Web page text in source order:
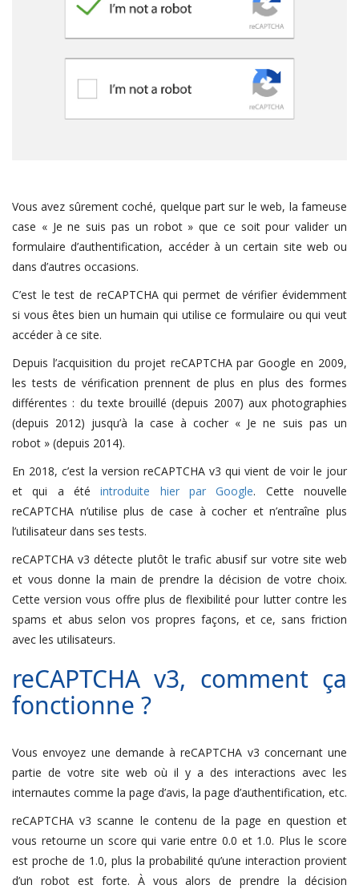
Vous avez sûrement coché, quelque part sur le web, la fameuse
case « Je ne suis pas un robot » que ce soit pour valider un
formulaire d’authentification, accéder à un certain site web ou
dans d’autres occasions.
C’est le test de reCAPTCHA qui permet de vérifier évidemment
si vous êtes bien un humain qui utilise ce formulaire ou qui veut
accéder à ce site.
Depuis l’acquisition du projet reCAPTCHA par Google en 2009,
les tests de vérification prennent de plus en plus des formes
différentes : du texte brouillé (depuis 2007) aux photographies
(depuis 2012) jusqu’à la case à cocher « Je ne suis pas un
robot » (depuis 2014).
En 2018, c’est la version reCAPTCHA v3 qui vient de voir le jour
et qui a étéintroduite hier par Google. Cette nouvelle
reCAPTCHA n’utilise plus de case à cocher et n’entraîne plus
l’utilisateur dans ses tests.
reCAPTCHA v3 détecte plutôt le trafic abusif sur votre site web
et vous donne la main de prendre la décision de votre choix.
Cette version vous offre plus de flexibilité pour lutter contre les
spams et abus selon vos propres façons, et ce, sans friction
avec les utilisateurs.
reCAPTCHA v3, comment ça
fonctionne ?
Vous envoyez une demande à reCAPTCHA v3 concernant une
partie de votre site web où il y a des interactions avec les
internautes comme la page d’avis, la page d’authentification, etc.
reCAPTCHA v3 scanne le contenu de la page en question et
vous retourne un score qui varie entre 0.0 et 1.0. Plus le score
est proche de 1.0, plus la probabilité qu’une interaction provient
d’un robot est forte. À vous alors de prendre la décision